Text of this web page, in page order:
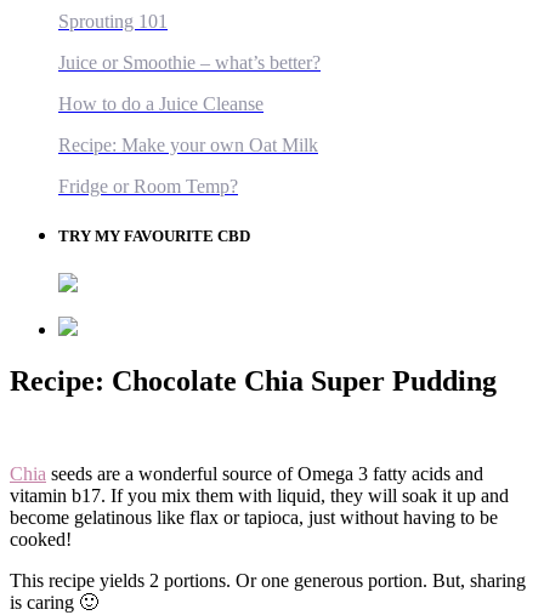
Sprouting 101
Juice or Smoothie – what’s better?
How to do a Juice Cleanse
Recipe: Make your own Oat Milk
Fridge or Room Temp?
TRY MY FAVOURITE CBD
Recipe: Chocolate Chia Super Pudding
Chia seeds are a wonderful source of Omega 3 fatty acids and
vitamin b17. If you mix them with liquid, they will soak it up and
become gelatinous like flax or tapioca, just without having to be
cooked!
This recipe yields 2 portions. Or one generous portion. But, sharing
is caring 🙂